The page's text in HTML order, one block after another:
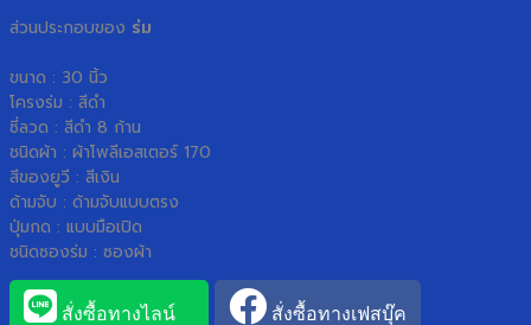
ส่วนประกอบของ ร่ม
ขนาด : 30 นิ้ว
โครงร่ม : สีดำ
ซี่ลวด : สีดำ 8 ก้าน
ชนิดผ้า : ผ้าโพลีเอสเตอร์ 170
สีของยูวี : สีเงิน
ด้ามจับ : ด้ามจับแบบตรง
ปุ่มกด : แบบมือเปิด
ชนิดซองร่ม : ซองผ้า
สั่งซื้อทางไลน์ สั่งซื้อทางเฟสบุ๊ค